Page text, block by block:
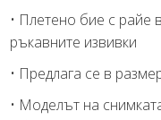
• Плетено бие с райе
ръкавните извивки
• Предлага се в
• Моделът на